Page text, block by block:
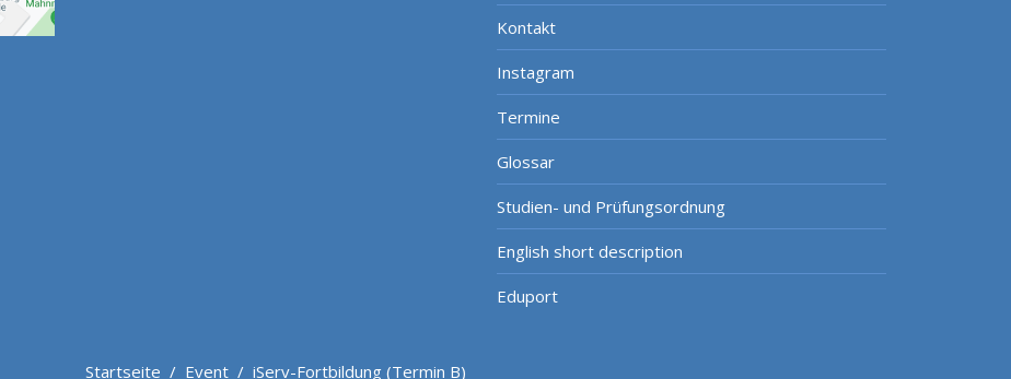
Kontakt
Instagram
Termine
Glossar
Studien- und Prüfungsordnung
English short description
Eduport
Startseite / Event / iServ-Fortbildung (Termin B)